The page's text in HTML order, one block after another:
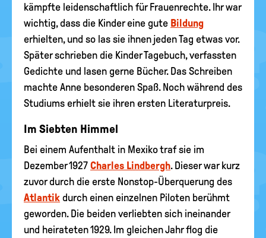
kämpfte leidenschaftlich für Frauenrechte. Ihr war
wichtig, dass die Kinder eine gute Bildung
erhielten, und so las sie ihnen jeden Tag etwas vor.
Später schrieben die Kinder Tagebuch, verfassten
Gedichte und lasen gerne Bücher. Das Schreiben
machte Anne besonderen Spaß. Noch während des
Studiums erhielt sie ihren ersten Literaturpreis.
Im Siebten Himmel
Bei einem Aufenthalt in Mexiko traf sie im
Dezember 1927 Charles Lindbergh. Dieser war kurz
zuvor durch die erste Nonstop-Überquerung des
Atlantik durch einen einzelnen Piloten berühmt
geworden. Die beiden verliebten sich ineinander
und heirateten 1929. Im gleichen Jahr flog die